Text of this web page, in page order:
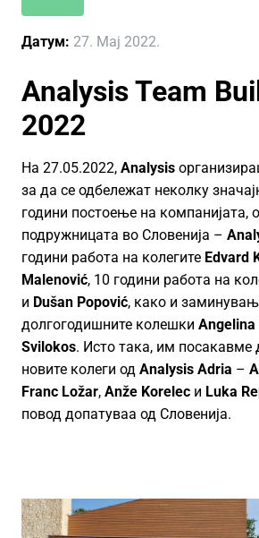
Датум: 27. Maj 2022.
Analysis Team
2022
На 27.05.2022, Analysis
за да се одбележат неколку
години постоење на компанијата,
подружницата во Словенија –
години работа на колегите Edvard
Malenović, 10 години работа на
и Dušan Popović, како и
долгогодишните колешки Angelina
Svilokos. Исто така, им посакавме
новите колеги од Analysis Adria –
Franc Ložar, Anže Korelec и Luka
повод допатуваа од Словенија.